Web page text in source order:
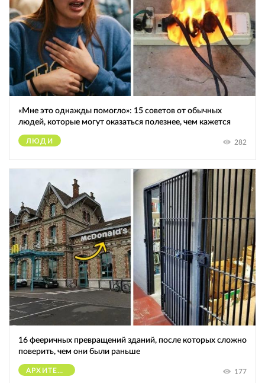
«Мне это однажды помогло»: 15 советов от обычных
людей, которые могут оказаться полезнее, чем кажется
ЛЮДИ 282
16 фееричных превращений зданий, после которых сложно
поверить, чем они были раньше
АРХИТЕКТУРА 177